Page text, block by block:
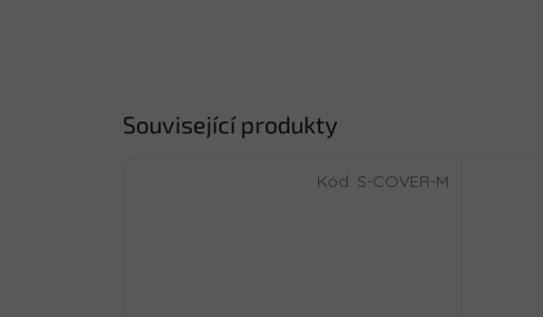
Související produkty
Kód: S-COVER-M